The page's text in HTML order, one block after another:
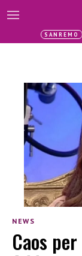
SANREMO
NEWS
Caos